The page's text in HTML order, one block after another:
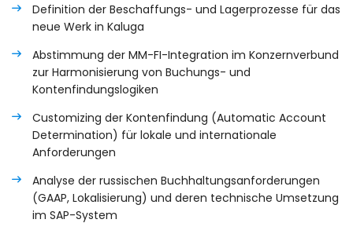
Definition der Beschaffungs- und Lagerprozesse für das
neue Werk in Kaluga
Abstimmung der MM-FI-Integration im Konzernverbund
zur Harmonisierung von Buchungs- und
Kontenfindungslogiken
Customizing der Kontenfindung (Automatic Account
Determination) für lokale und internationale
Anforderungen
Analyse der russischen Buchhaltungsanforderungen
(GAAP, Lokalisierung) und deren technische Umsetzung
im SAP-System